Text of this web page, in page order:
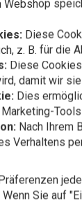
Webshop
Diese
z. B. für die
Diese
damit wir
Dies
Nach Ihrem
Verhaltens
Sie auf